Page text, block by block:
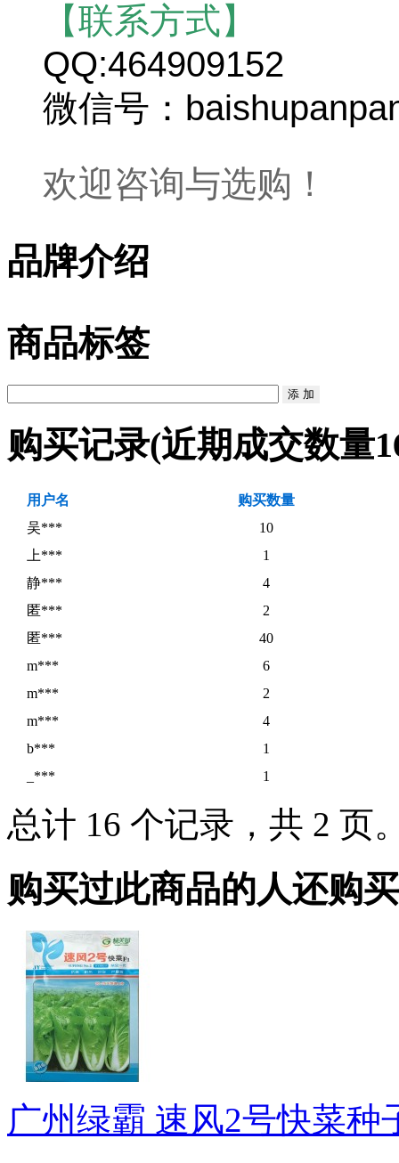
【联系方式】
QQ:464909152
微信号：
欢迎咨询与选购！
品牌介绍
商品标签
购买记录(近期成交数量
用户名
购买数量
吴***
10
上***
1
静***
4
匿***
2
匿***
40
m***
6
m***
2
m***
4
b***
1
_***
1
总计 16 个记录，共 2 页
购买过此商品的人还购
广州绿霸 速风2号快菜种